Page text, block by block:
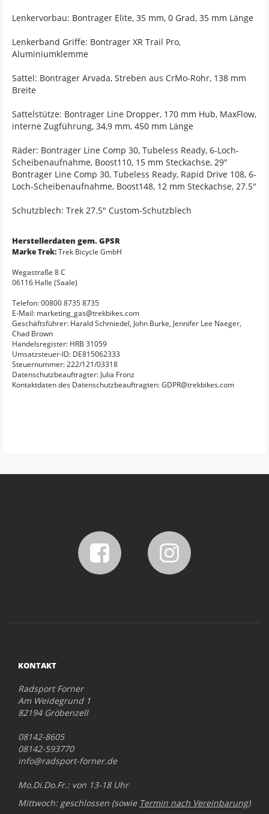
Lenkervorbau: Bontrager Elite, 35 mm, 0 Grad, 35 mm Länge
Lenkerband Griffe: Bontrager XR Trail Pro,
Aluminiumklemme
Sattel: Bontrager Arvada, Streben aus CrMo-Rohr, 138 mm
Breite
Sattelstütze: Bontrager Line Dropper, 170 mm Hub, MaxFlow,
interne Zugführung, 34,9 mm, 450 mm Länge
Räder: Bontrager Line Comp 30, Tubeless Ready, 6-Loch-
Scheibenaufnahme, Boost110, 15 mm Steckachse, 29"
Bontrager Line Comp 30, Tubeless Ready, Rapid Drive 108, 6-
Loch-Scheibenaufnahme, Boost148, 12 mm Steckachse, 27.5"
Schutzblech: Trek 27.5" Custom-Schutzblech
Herstellerdaten gem. GPSR
Marke Trek:Trek Bicycle GmbH
Wegastraße 8 C
06116 Halle (Saale)
Telefon: 00800 8735 8735
E-Mail: marketing_gas@trekbikes.com
Geschäftsführer: Harald Schmiedel, John Burke, Jennifer Lee Naeger,
Chad Brown
Handelsregister: HRB 31059
Umsatzsteuer-ID: DE815062333
Steuernummer: 222/121/03318
Datenschutzbeauftragter: Julia Fronz
Kontaktdaten des Datenschutzbeauftragten: GDPR@trekbikes.com
KONTAKT
Radsport Forner
Am Weidegrund 1
82194 Gröbenzell
08142-8605
08142-593770
info@radsport-forner.de
Mo.Di.Do.Fr.: von 13-18 Uhr
Mittwoch: geschlossen (sowie Termin nach Vereinbarung)